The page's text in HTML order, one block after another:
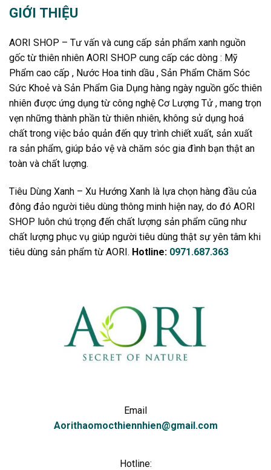
GIỚI THIỆU
AORI SHOP – Tư vấn và cung cấp sản phẩm xanh nguồn
gốc từ thiên nhiên AORI SHOP cung cấp các dòng : Mỹ
Phẩm cao cấp , Nước Hoa tinh dầu , Sản Phẩm Chăm Sóc
Sức Khoẻ và Sản Phẩm Gia Dụng hàng ngày nguồn gốc thiên
nhiên được ứng dụng từ công nghệ Cơ Lượng Tử , mang trọn
vẹn những thành phần từ thiên nhiên, không sử dụng hoá
chất trong việc bảo quản đến quy trình chiết xuất, sản xuất
ra sản phẩm, giúp bảo vệ và chăm sóc gia đình bạn thật an
toàn và chất lượng.
Tiêu Dùng Xanh – Xu Hướng Xanh là lựa chọn hàng đầu của
đông đảo người tiêu dùng thông minh hiện nay, do đó AORI
SHOP luôn chú trọng đến chất lượng sản phẩm cũng như
chất lượng phục vụ giúp người tiêu dùng thật sự yên tâm khi
tiêu dùng sản phẩm từ AORI. Hotline: 0971.687.363
Email
Aorithaomocthiennhien@gmail.com
Hotline: